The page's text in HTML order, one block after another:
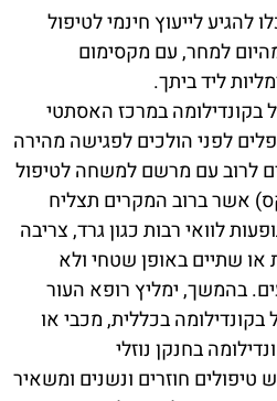
לייעוץ חינמי לטיפול
למחר, עם מקסימום
ליד ביתך.
בקונדילומה במרכז האסתטי
לפני הולכים לפגישה מהירה
לרוב עם מרשם למשחה לטיפול
אשר ברוב המקרים תצליח
לוואי רבות כגון גרד, צריבה
או שתיים באופן שטחי ולא
בהמשך, ימליץ רופא העור
בקונדילומה בכללית, מכבי או
בחנקן נוזלי
טיפולים חוזרים ונשנים ומשאיר